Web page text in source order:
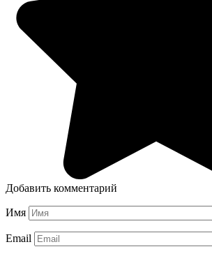
Добавить комментарий
Имя
Email